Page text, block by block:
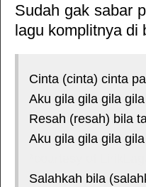
Sudah gak sabar
lagu komplitnya di
Cinta (cinta) cinta
Aku gila gila gila
Resah (resah) bila
Aku gila gila gila
Salahkah bila